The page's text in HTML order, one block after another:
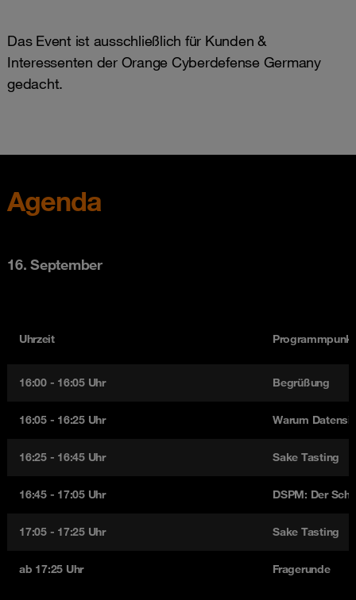
Das Event ist ausschließlich für Kunden &
Interessenten der Orange Cyberdefense Germany
gedacht.
Agenda
16. September
Uhrzeit
16:00 - 16:05 Uhr Begrüßung
16:05 - 16:25 Uhr Warum
16:25 - 16:45 Uhr Sake Tasting
16:45 - 17:05 Uhr DSPM: Der
17:05 - 17:25 Uhr Sake Tasting
ab 17:25 Uhr Fragerunde